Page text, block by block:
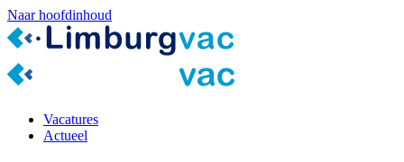
Naar hoofdinhoud
Vacatures
Actueel